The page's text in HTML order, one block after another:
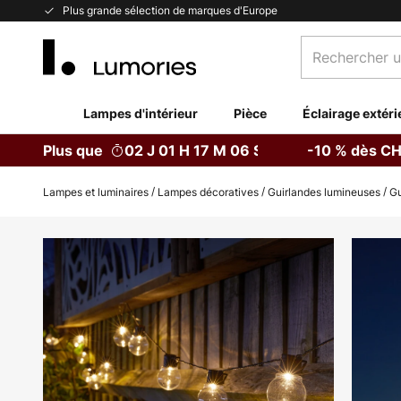
Plus grande sélection de marques d'Europe
Allez
un
catégorie...
Lampes d'intérieur Pièce Éclairage
Plus que 02 J 01 H 17 M 06 S -10 % dès
Lampes et luminaires Lampes décoratives Guirlandes lumineuses
Skip
to
the
end
of
the
images